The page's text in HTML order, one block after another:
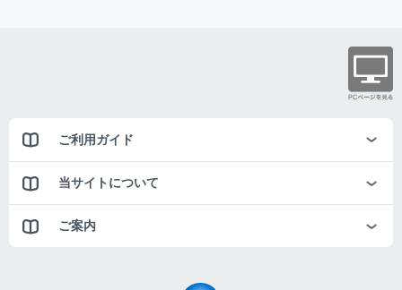
ご利用ガイド
当サイトについて
ご案内